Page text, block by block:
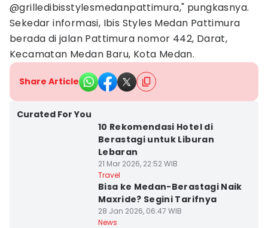
@grilledibisstylesmedanpattimura," pungkasnya.
Sekedar informasi, Ibis Styles Medan Pattimura
berada di jalan Pattimura nomor 442, Darat,
Kecamatan Medan Baru, Kota Medan.
Share Article
Curated For You
10 Rekomendasi Hotel di
Berastagi untuk Liburan
Lebaran
21 Mar 2026, 22:52 WIB
Travel
Bisa ke Medan-Berastagi Naik
Maxride? Segini Tarifnya
28 Jan 2026, 06:47 WIB
News